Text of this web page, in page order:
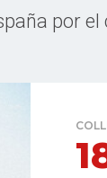
por